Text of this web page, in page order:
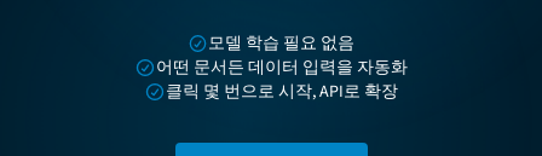
모델 학습 필요 없음
어떤 문서든 데이터 입력을 자동화
클릭 몇 번으로 시작, API로 확장